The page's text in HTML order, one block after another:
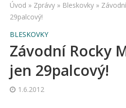
Úvod » Zprávy » Bleskovky »
29palcový!
BLESKOVKY
Závodní Rocky
jen 29palcový!
1.6.2012